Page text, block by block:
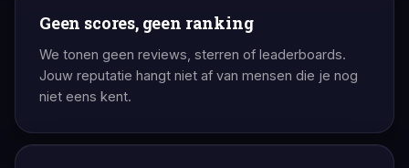
Geen scores, geen ranking
We tonen geen reviews, sterren of leaderboards.
Jouw reputatie hangt niet af van mensen die je nog
niet eens kent.